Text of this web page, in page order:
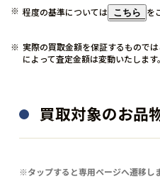
ゴルフ用品
ARTISAN
程度の基準については こちら を
実際の買取金額を保証するもので
によって査定金額は変動いたします。
買取対象のお品
※タップすると専用ページへ遷移し